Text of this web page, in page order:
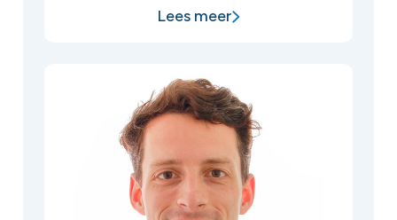
Lees meer